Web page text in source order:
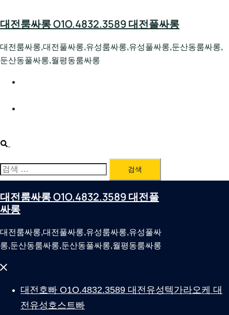
to
대전룸싸롱 O1O.4832.3589 대전풀싸롱
대전룸싸롱,대전풀싸롱,유성룸싸롱,유성풀싸롱,둔산동룸싸롱,
둔산동풀싸롱,월평동룸싸롱
Search
검
색:
대전룸싸롱 O1O.4832.3589 대전풀
싸롱
대전룸싸롱,대전풀싸롱,유성룸싸롱,유성풀싸
롱,둔산동룸싸롱,둔산동풀싸롱,월평동룸싸롱
Close
대전호빠 O1O.4832.3589 대전유성텍가라오케 대
전유성호스트빠